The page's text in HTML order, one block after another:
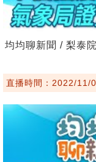
均均聊新聞 / 梨泰
直播時間：2022/11/